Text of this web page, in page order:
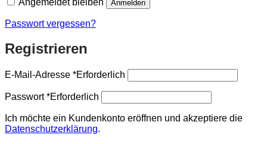
Anmelden
Passwort vergessen?
Registrieren
E-Mail-Adresse *Erforderlich
Passwort*Erforderlich
Ich möchte ein Kundenkonto eröffnen und akzeptiere die
Datenschutzerklärung.